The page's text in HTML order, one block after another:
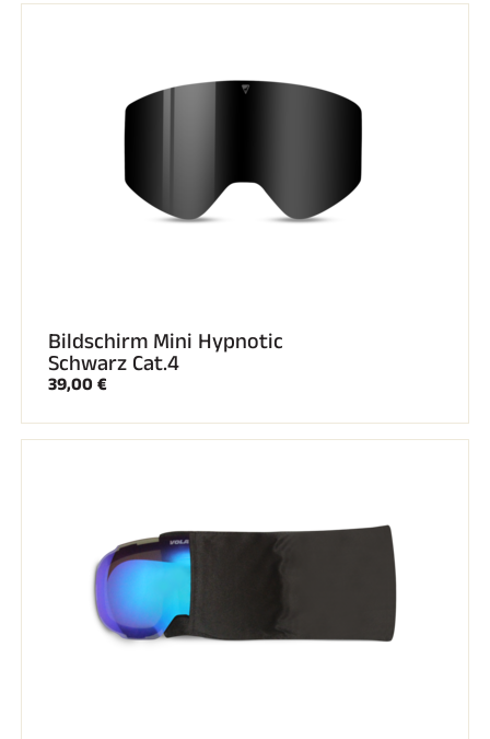
SKIFAHREN IN JEDEM GELÄNDE
SKILANGLAUF
Bildschirm Mini Hypnotic
Schwarz Cat.4
39,00 €